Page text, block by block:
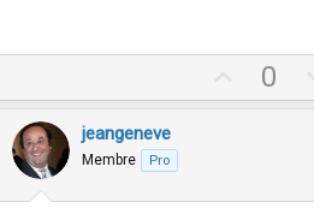
p
0
jeangeneve
Membre Pro